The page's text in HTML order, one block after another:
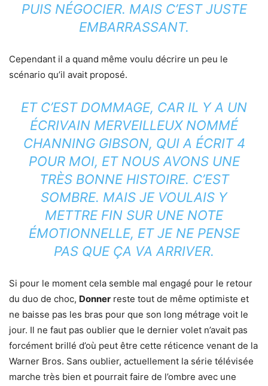
PUIS NÉGOCIER. MAIS C’EST JUSTE
EMBARRASSANT.
Cependant il a quand même voulu décrire un peu le
scénario qu’il avait proposé.
ET C’EST DOMMAGE, CAR IL Y A UN
ÉCRIVAIN MERVEILLEUX NOMMÉ
CHANNING GIBSON, QUI A ÉCRIT 4
POUR MOI, ET NOUS AVONS UNE
TRÈS BONNE HISTOIRE. C’EST
SOMBRE. MAIS JE VOULAIS Y
METTRE FIN SUR UNE NOTE
ÉMOTIONNELLE, ET JE NE PENSE
PAS QUE ÇA VA ARRIVER.
Si pour le moment cela semble mal engagé pour le retour
du duo de choc, Donner reste tout de même optimiste et
ne baisse pas les bras pour que son long métrage voit le
jour. Il ne faut pas oublier que le dernier volet n’avait pas
forcément brillé d’où peut être cette réticence venant de la
Warner Bros. Sans oublier, actuellement la série télévisée
marche très bien et pourrait faire de l’ombre avec une